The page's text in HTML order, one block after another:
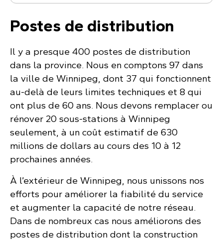
Postes de distribution
Il y a presque 400 postes de distribution
dans la province. Nous en comptons 97 dans
la ville de Winnipeg, dont 37 qui fonctionnent
au-delà de leurs limites techniques et 8 qui
ont plus de 60 ans. Nous devons remplacer ou
rénover 20 sous-stations à Winnipeg
seulement, à un coût estimatif de 630
millions de dollars au cours des 10 à 12
prochaines années.
À l’extérieur de Winnipeg, nous unissons nos
efforts pour améliorer la fiabilité du service
et augmenter la capacité de notre réseau.
Dans de nombreux cas nous améliorons des
postes de distribution dont la construction